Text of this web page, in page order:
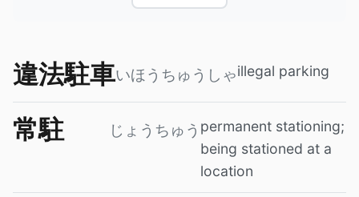
違法駐車いほうちゅうしゃillegal parking
常駐 じょうちゅう permanent stationing;
being stationed at a
location